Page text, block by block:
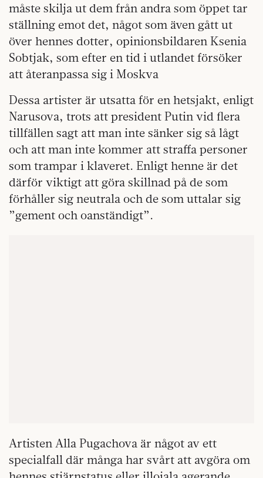
måste skilja ut dem från andra som öppet tar
ställning emot det, något som även gått ut
över hennes dotter, opinionsbildaren Ksenia
Sobtjak, som efter en tid i utlandet försöker
att återanpassa sig i Moskva
Dessa artister är utsatta för en hetsjakt, enligt
Narusova, trots att president Putin vid flera
tillfällen sagt att man inte sänker sig så lågt
och att man inte kommer att straffa personer
som trampar i klaveret. Enligt henne är det
därför viktigt att göra skillnad på de som
förhåller sig neutrala och de som uttalar sig
”gement och oanständigt”.
Artisten Alla Pugachova är något av ett
specialfall där många har svårt att avgöra om